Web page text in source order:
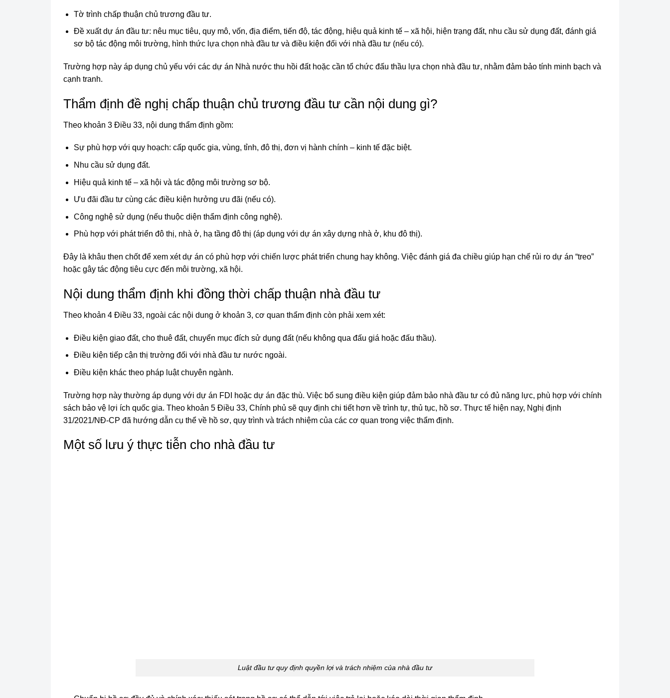
Tờ trình chấp thuận chủ trương đầu tư.
Đề xuất dự án đầu tư: nêu mục tiêu, quy mô, vốn, địa điểm, tiến độ, tác động, hiệu quả kinh tế – xã hội, hiện trạng đất, nhu cầu sử dụng đất, đánh giá
sơ bộ tác động môi trường, hình thức lựa chọn nhà đầu tư và điều kiện đối với nhà đầu tư (nếu có).
Trường hợp này áp dụng chủ yếu với các dự án Nhà nước thu hồi đất hoặc cần tổ chức đấu thầu lựa chọn nhà đầu tư, nhằm đảm bảo tính minh bạch và
cạnh tranh.
Thẩm định đề nghị chấp thuận chủ trương đầu tư cần nội dung gì?
Theo khoản 3 Điều 33, nội dung thẩm định gồm:
Sự phù hợp với quy hoạch: cấp quốc gia, vùng, tỉnh, đô thị, đơn vị hành chính – kinh tế đặc biệt.
Nhu cầu sử dụng đất.
Hiệu quả kinh tế – xã hội và tác động môi trường sơ bộ.
Ưu đãi đầu tư cùng các điều kiện hưởng ưu đãi (nếu có).
Công nghệ sử dụng (nếu thuộc diện thẩm định công nghệ).
Phù hợp với phát triển đô thị, nhà ở, hạ tầng đô thị (áp dụng với dự án xây dựng nhà ở, khu đô thị).
Đây là khâu then chốt để xem xét dự án có phù hợp với chiến lược phát triển chung hay không. Việc đánh giá đa chiều giúp hạn chế rủi ro dự án “treo”
hoặc gây tác động tiêu cực đến môi trường, xã hội.
Nội dung thẩm định khi đồng thời chấp thuận nhà đầu tư
Theo khoản 4 Điều 33, ngoài các nội dung ở khoản 3, cơ quan thẩm định còn phải xem xét:
Điều kiện giao đất, cho thuê đất, chuyển mục đích sử dụng đất (nếu không qua đấu giá hoặc đấu thầu).
Điều kiện tiếp cận thị trường đối với nhà đầu tư nước ngoài.
Điều kiện khác theo pháp luật chuyên ngành.
Trường hợp này thường áp dụng với dự án FDI hoặc dự án đặc thù. Việc bổ sung điều kiện giúp đảm bảo nhà đầu tư có đủ năng lực, phù hợp với chính
sách bảo vệ lợi ích quốc gia. Theo khoản 5 Điều 33, Chính phủ sẽ quy định chi tiết hơn về trình tự, thủ tục, hồ sơ. Thực tế hiện nay, Nghị định
31/2021/NĐ-CP đã hướng dẫn cụ thể về hồ sơ, quy trình và trách nhiệm của các cơ quan trong việc thẩm định.
Một số lưu ý thực tiễn cho nhà đầu tư
Luật đầu tư quy định quyền lợi và trách nhiệm của nhà đầu tư